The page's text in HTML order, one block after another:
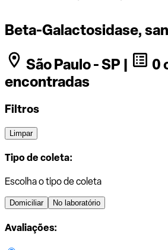
Beta-Galactosidase,
São Paulo - SP |
0
encontradas
Filtros
Limpar
Tipo de coleta:
Escolha o tipo de coleta
Domiciliar No laboratório
Avaliações: